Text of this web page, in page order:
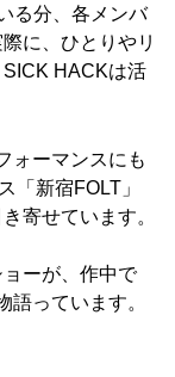
る分、各メンバ
に、ひとりやリ
HACKは活
ォーマンスにも
「新宿FOLT」
寄せています。
ーが、作中で
っています。